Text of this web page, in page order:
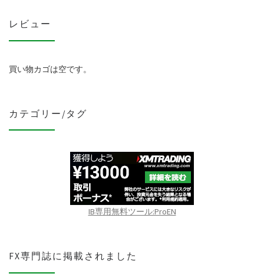
レビュー
買い物カゴは空です。
カテゴリー/タグ
IB専用無料ツール:ProEN
FX専門誌に掲載されました